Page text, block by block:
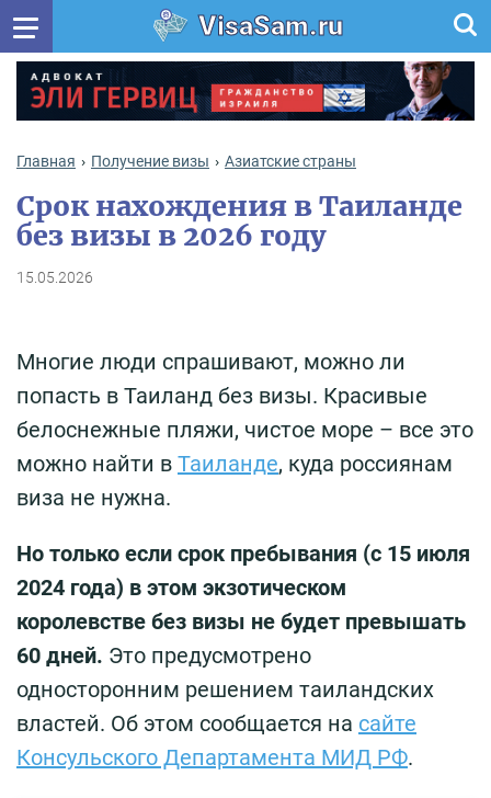
VisaSam.ru
Главная Получение визы Азиатские страны
Срок нахождения в Таиланде
без визы в 2026 году
15.05.2026
Многие люди спрашивают, можно ли
попасть в Таиланд без визы. Красивые
белоснежные пляжи, чистое море – все это
можно найти в Таиланде, куда россиянам
виза не нужна.
Но только если срок пребывания (с 15 июля
2024 года) в этом экзотическом
королевстве без визы не будет превышать
60 дней. Это предусмотрено
односторонним решением таиландских
властей. Об этом сообщается на сайте
Консульского Департамента МИД РФ.